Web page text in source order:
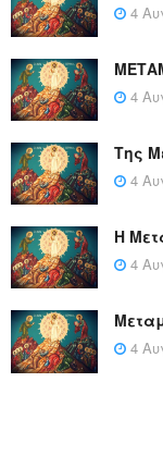
4
4
Της
4
Η
4
4